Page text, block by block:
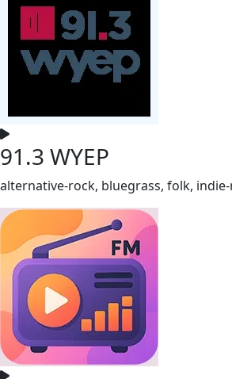
91.3 WYEP
alternative-rock, bluegrass, folk,